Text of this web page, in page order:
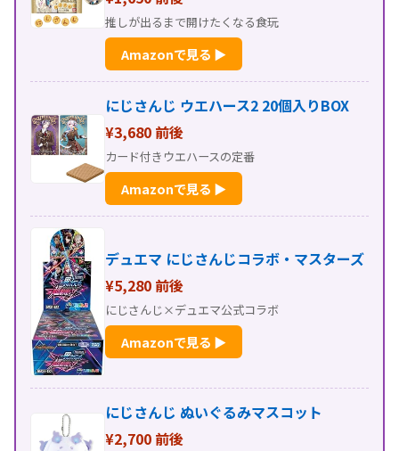
推しが出るまで開けたくなる食玩
Amazonで見る ▶
にじさんじ ウエハース2 20個入りBOX
¥3,680 前後
カード付きウエハースの定番
Amazonで見る ▶
デュエマ にじさんじコラボ・マスターズ
¥5,280 前後
にじさんじ×デュエマ公式コラボ
Amazonで見る ▶
にじさんじ ぬいぐるみマスコット
¥2,700 前後